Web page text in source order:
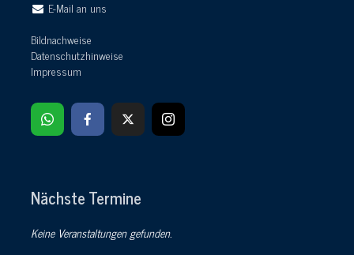
E-Mail an uns
Bildnachweise
Datenschutzhinweise
Impressum
Nächste Termine
Keine Veranstaltungen gefunden.